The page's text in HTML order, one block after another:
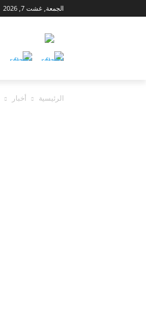
الجمعة, غشت 7, 2026
الرئيسية أخبار